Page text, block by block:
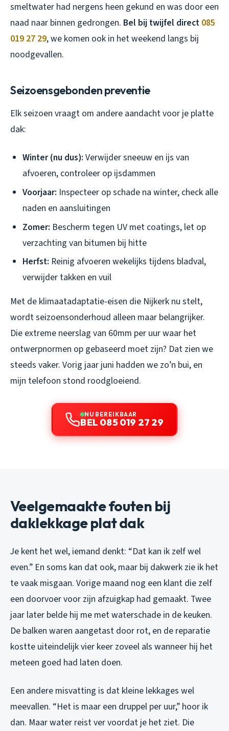
smeltwater had nergens heen gekund en was door een
naad naar binnen gedrongen. Bel bij twijfel direct 085
019 27 29, we komen ook in het weekend langs bij
noodgevallen.
Seizoensgebonden preventie
Elk seizoen vraagt om andere aandacht voor je platte
dak:
Winter (nu dus): Verwijder sneeuw en ijs van
afvoeren, controleer op ijsdammen
Voorjaar: Inspecteer op schade na winter, check alle
naden en aansluitingen
Zomer: Bescherm tegen UV met coatings, let op
verzachting van bitumen bij hitte
Herfst: Reinig afvoeren wekelijks tijdens bladval,
verwijder takken en vuil
Met de klimaatadaptatie-eisen die Nijkerk nu stelt,
wordt seizoensonderhoud alleen maar belangrijker.
Die extreme neerslag van 60mm per uur waar het
ontwerpnormen op gebaseerd moet zijn? Dat zien we
steeds vaker. Vorig jaar juni hadden we zo’n bui, en
mijn telefoon stond roodgloeiend.
NU BEREIKBAAR
BEL 085 019 27 29
Veelgemaakte fouten bij
daklekkage plat dak
Je kent het wel, iemand denkt: “Dat kan ik zelf wel
even.” En soms kan dat ook, maar bij dakwerk zie ik het
te vaak misgaan. Vorige maand nog een klant die zelf
een doorvoer voor zijn afzuigkap had gemaakt. Twee
jaar later belde hij me met waterschade in de keuken.
De balken waren aangetast door rot, en de reparatie
kostte uiteindelijk vier keer zoveel als wanneer hij het
meteen goed had laten doen.
Een andere misvatting is dat kleine lekkages wel
meevallen. “Het is maar een druppel per uur,” hoor ik
dan. Maar water reist ver voordat je het ziet. Die